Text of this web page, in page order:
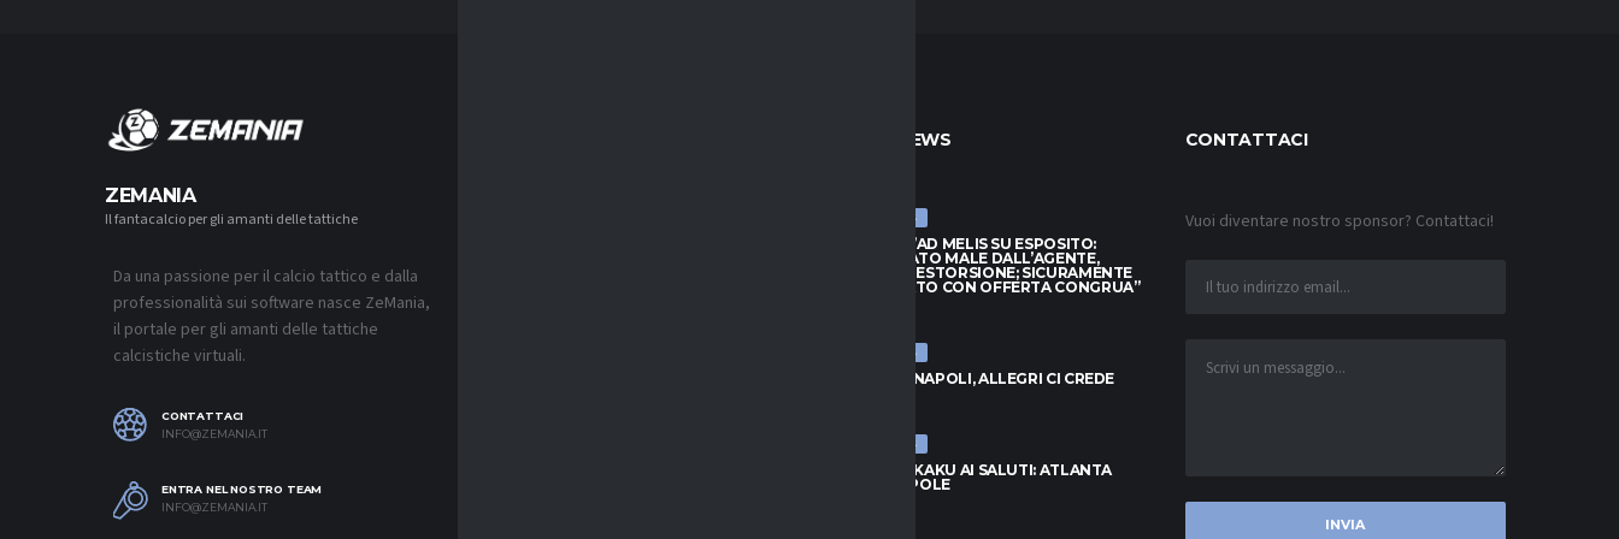
ZEMANIA
Il fantacalcio per gli amanti delle tattiche
Da una passione per il calcio tattico e dalla
professionalità sui software nasce ZeMania,
il portale per gli amanti delle tattiche
calcistiche virtuali.
CONTATTACI
INFO@ZEMANIA.IT
ENTRA NEL NOSTRO TEAM
INFO@ZEMANIA.IT
ULTIME NEWS
ULTIME NEWS
CAGLIARI, L’AD MELIS SU ESPOSITO:
“CONSIGLIATO MALE DALL’AGENTE,
QUASI UNA ESTORSIONE; SICURAMENTE
SUL MERCATO CON OFFERTA CONGRUA”
ULTIME NEWS
VLAHOVIC-NAPOLI, ALLEGRI CI CREDE
ULTIME NEWS
NAPOLI, LUKAKU AI SALUTI: ATLANTA
UNITED IN POLE
CONTATTACI
Vuoi diventare nostro sponsor? Contattaci!